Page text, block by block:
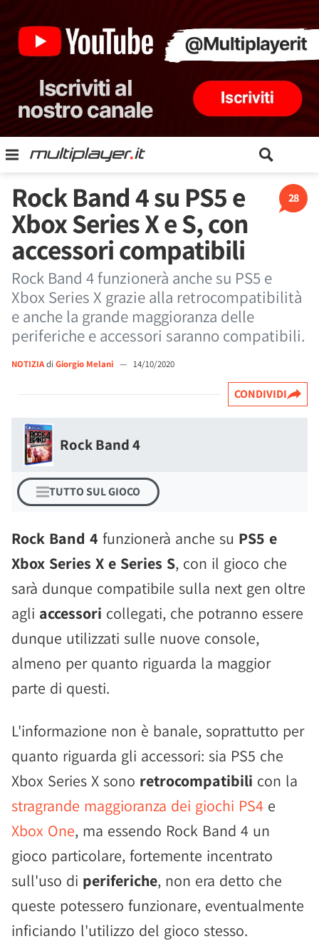
28
Rock Band 4 su PS5 e
Xbox Series X e S, con
accessori compatibili
Rock Band 4 funzionerà anche su PS5 e
Xbox Series X grazie alla retrocompatibilità
e anche la grande maggioranza delle
periferiche e accessori saranno compatibili.
NOTIZIAdi Giorgio Melani — 14/10/2020
CONDIVIDI
Rock Band 4
TUTTO SUL GIOCO
Rock Band 4 funzionerà anche su PS5 e
Xbox Series X e Series S, con il gioco che
sarà dunque compatibile sulla next gen oltre
agli accessori collegati, che potranno essere
dunque utilizzati sulle nuove console,
almeno per quanto riguarda la maggior
parte di questi.
L'informazione non è banale, soprattutto per
quanto riguarda gli accessori: sia PS5 che
Xbox Series X sono retrocompatibili con la
stragrande maggioranza dei giochi PS4 e
Xbox One, ma essendo Rock Band 4 un
gioco particolare, fortemente incentrato
sull'uso di periferiche, non era detto che
queste potessero funzionare, eventualmente
inficiando l'utilizzo del gioco stesso.